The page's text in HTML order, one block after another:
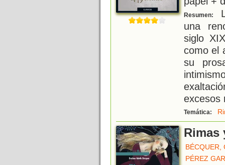
Resumen:
una
siglo
como el
su
excesos
Temática:
Rimas
BÉCQUER,
PÉREZ